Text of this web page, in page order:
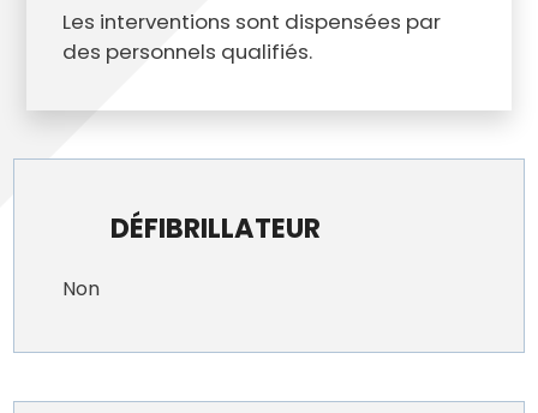
Les interventions sont dispensées par
des personnels qualifiés.
DÉFIBRILLATEUR
Non